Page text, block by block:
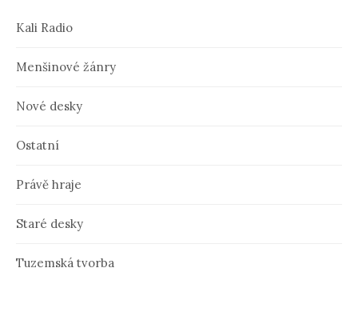
Kali Radio
Menšinové žánry
Nové desky
Ostatní
Právě hraje
Staré desky
Tuzemská tvorba